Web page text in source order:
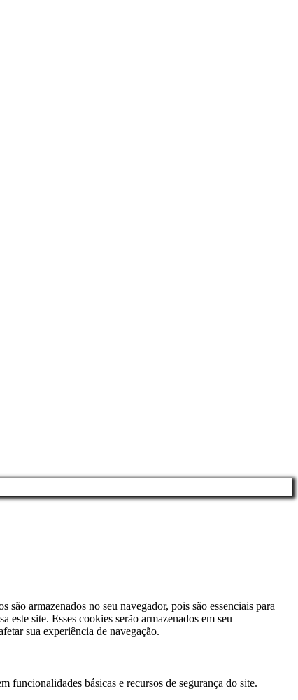
armazenados no seu navegador, pois são essenciais para
site. Esses cookies serão armazenados em seu
sua experiência de navegação.
funcionalidades básicas e recursos de segurança do site.